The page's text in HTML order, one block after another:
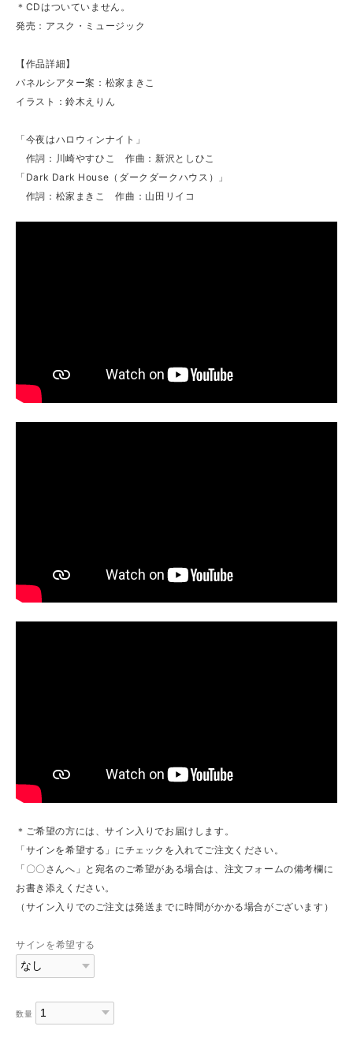
＊CDはついていません。
発売：アスク・ミュージック
【作品詳細】
パネルシアター案：松家まきこ
イラスト：鈴木えりん
「今夜はハロウィンナイト」
作詞：川崎やすひこ 作曲：新沢としひこ
「Dark Dark House（ダークダークハウス）」
作詞：松家まきこ 作曲：山田リイコ
＊ご希望の方には、サイン入りでお届けします。
「サインを希望する」にチェックを入れてご注文ください。
「〇〇さんへ」と宛名のご希望がある場合は、注文フォームの備考欄に
お書き添えください。
（サイン入りでのご注文は発送までに時間がかかる場合がございます）
サインを希望する
数量